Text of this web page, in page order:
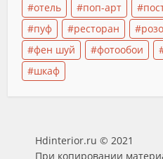
отель
поп-арт
пуф
ресторан
фен шуй
фотообои
шкаф
Hdinterior.ru © 2021
При копировании